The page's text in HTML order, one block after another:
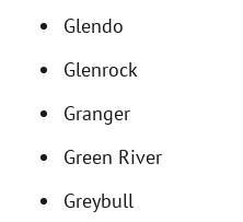
Glendo
Glenrock
Granger
Green River
Greybull